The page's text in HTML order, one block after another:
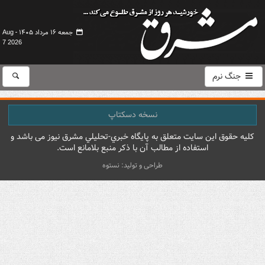
جمعه ۱۶ مرداد ۱۴۰۵ -
Aug
7 2026
جنگ نرم
نسخه دسکتاپ
کليه حقوق اين سايت متعلق به پایگاه خبري-تحليلي مشرق نيوز می باشد و
استفاده از مطالب آن با ذکر منبع بلامانع است.
طراحی و تولید: نستوه